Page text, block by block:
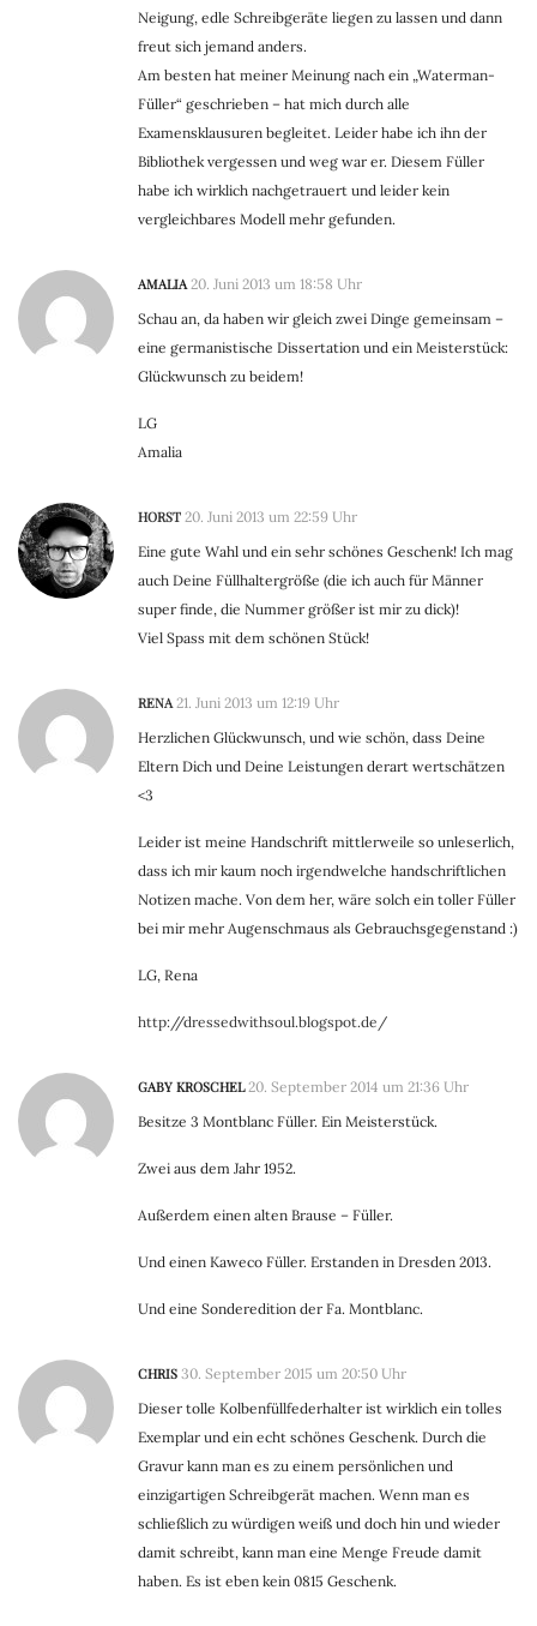
Neigung, edle Schreibgeräte liegen zu lassen und dann
freut sich jemand anders.
Am besten hat meiner Meinung nach ein „Waterman-
Füller“ geschrieben – hat mich durch alle
Examensklausuren begleitet. Leider habe ich ihn der
Bibliothek vergessen und weg war er. Diesem Füller
habe ich wirklich nachgetrauert und leider kein
vergleichbares Modell mehr gefunden.
AMALIA 20. Juni 2013 um 18:58 Uhr
Schau an, da haben wir gleich zwei Dinge gemeinsam –
eine germanistische Dissertation und ein Meisterstück:
Glückwunsch zu beidem!
LG
Amalia
HORST 20. Juni 2013 um 22:59 Uhr
Eine gute Wahl und ein sehr schönes Geschenk! Ich mag
auch Deine Füllhaltergröße (die ich auch für Männer
super finde, die Nummer größer ist mir zu dick)!
Viel Spass mit dem schönen Stück!
RENA 21. Juni 2013 um 12:19 Uhr
Herzlichen Glückwunsch, und wie schön, dass Deine
Eltern Dich und Deine Leistungen derart wertschätzen
<3
Leider ist meine Handschrift mittlerweile so unleserlich,
dass ich mir kaum noch irgendwelche handschriftlichen
Notizen mache. Von dem her, wäre solch ein toller Füller
bei mir mehr Augenschmaus als Gebrauchsgegenstand :)
LG, Rena
http://dressedwithsoul.blogspot.de/
GABY KROSCHEL 20. September 2014 um 21:36 Uhr
Besitze 3 Montblanc Füller. Ein Meisterstück.
Zwei aus dem Jahr 1952.
Außerdem einen alten Brause – Füller.
Und einen Kaweco Füller. Erstanden in Dresden 2013.
Und eine Sonderedition der Fa. Montblanc.
CHRIS 30. September 2015 um 20:50 Uhr
Dieser tolle Kolbenfüllfederhalter ist wirklich ein tolles
Exemplar und ein echt schönes Geschenk. Durch die
Gravur kann man es zu einem persönlichen und
einzigartigen Schreibgerät machen. Wenn man es
schließlich zu würdigen weiß und doch hin und wieder
damit schreibt, kann man eine Menge Freude damit
haben. Es ist eben kein 0815 Geschenk.